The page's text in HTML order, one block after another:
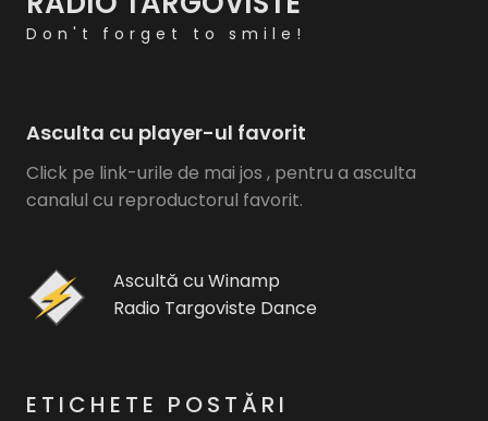
Don't forget to smile!
Asculta cu player-ul favorit
Click pe link-urile de mai jos , pentru a asculta
canalul cu reproductorul favorit.
Ascultă cu Winamp
Radio Targoviste Dance
ETICHETE POSTĂRI